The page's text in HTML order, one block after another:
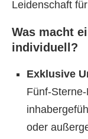
Leidenschaft
Was macht
individuell?
Exklusive
Fünf-
oder